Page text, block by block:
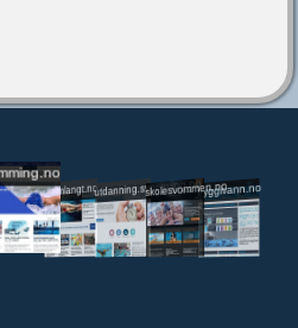
svomlangt.noutdanning.svomming.no
skolesvommen.notryggivann.no